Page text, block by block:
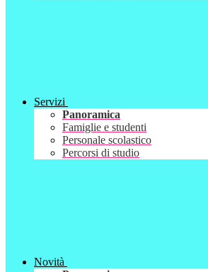
Servizi
Panoramica
Famiglie e studenti
Personale scolastico
Percorsi di studio
Novità